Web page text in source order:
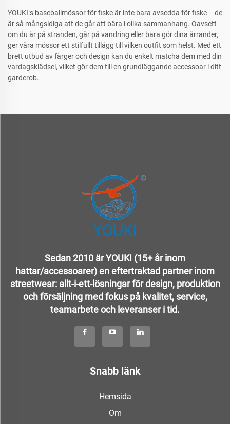
YOUKI:s baseballmössor för fiske är inte bara avsedda för fiske – de
är så mångsidiga att de går att bära i olika sammanhang. Oavsett
om du är på stranden, går på vandring eller bara gör dina ärrander,
ger våra mössor ett stilfullt tillägg till vilken outfit som helst. Med ett
brett utbud av färger och design kan du enkelt matcha dem med din
vardagsklädsel, vilket gör dem till en grundläggande accessoar i ditt
garderob.
Sedan 2010 är YOUKI (15+ år inom
hattar/accessoarer) en eftertraktad partner inom
streetwear: allt-i-ett-lösningar för design, produktion
och försäljning med fokus på kvalitet, service,
teamarbete och leveranser i tid.
Snabb länk
Hemsida
Om